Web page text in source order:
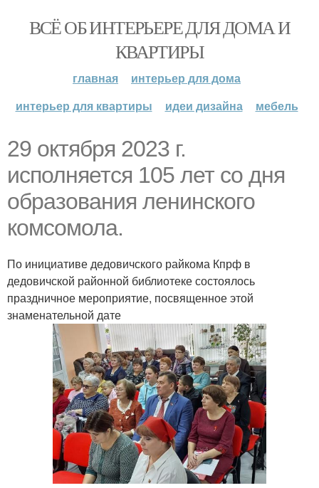
ВСЁ ОБ ИНТЕРЬЕРЕ ДЛЯ ДОМА И
КВАРТИРЫ
главная
интерьер для дома
интерьер для квартиры
идеи дизайна мебель
29 октября 2023 г.
исполняется 105 лет со дня
образования ленинского
комсомола.
По инициативе дедовичского райкома Кпрф в
дедовичской районной библиотеке состоялось
праздничное мероприятие, посвященное этой
знаменательной дате